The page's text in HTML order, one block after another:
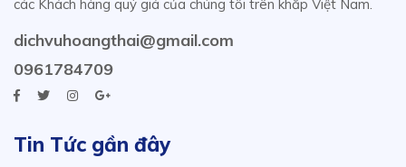
các Khách hàng quý giá của chúng tôi trên khắp Việt Nam.
dichvuhoangthai@gmail.com
0961784709
Tin Tức gần đây